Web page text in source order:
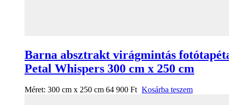
Barna absztrakt virágmintás
Petal Whispers 300 cm x 250 cm
Méret: 300 cm x 250 cm 64 900 Ft Kosárba teszem